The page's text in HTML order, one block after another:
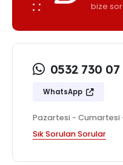
bize
0532 730 07
WhatsApp
Pazartesi - Cumartesi
Sık Sorulan Sorular